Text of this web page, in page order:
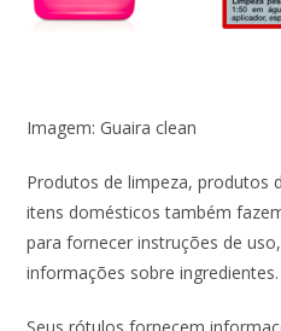
Imagem: Guaira clean
Produtos de limpeza, produtos
itens domésticos também
para fornecer instruções de
informações sobre ingredientes.